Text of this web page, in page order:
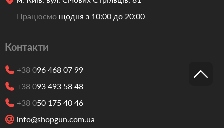
Працюємо щодня з 10:00 до 20:00
Контакти
+38 096 468 07 99
+38 093 493 58 48
+38 050 175 40 46
info@shopgun.com.ua